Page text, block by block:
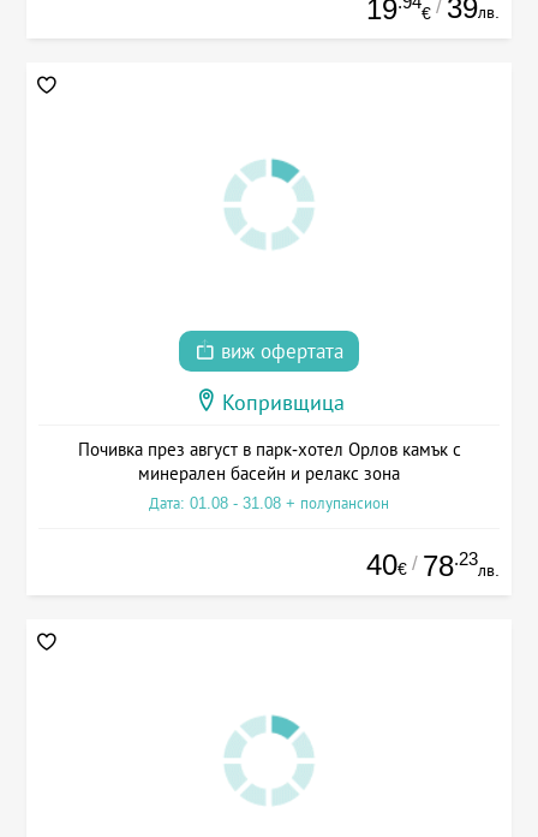
19 € / 39лв.
виж офертата
Копривщица
Почивка през август в парк-хотел Орлов камък с
минерален басейн и релакс зона
Дата: 01.08 - 31.08 + полупансион
40€ / 78.23
лв.